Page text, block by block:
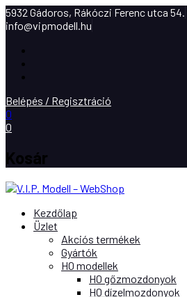
5932 Gádoros, Rákóczi Ferenc utca 54.
info@vipmodell.hu
Belépés / Regisztráció
0
0
Kosár
Kezdőlap
Üzlet
Akciós termékek
Gyártók
H0 modellek
H0 gőzmozdonyok
H0 dízelmozdonyok